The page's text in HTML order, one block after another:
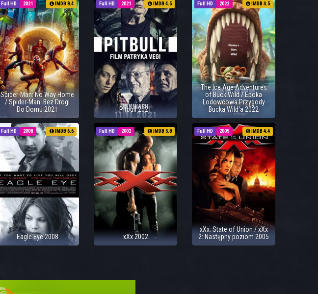
Full HD 2021 IMDB 8.4
Spider-Man: No Way Home
/ Spider-Man: Bez Drogi
Do Domu 2021
Full HD 2021 IMDB 4.5
Pitbull 2021
Full HD 2022 IMDB 4.5
The Ice Age Adventures
of Buck Wild / Epoka
Lodowcowa Przygody
Bucka Wild'a 2022
Full HD 2008 IMDB 6.6
Eagle Eye 2008
Full HD 2002 IMDB 5.8
xXx 2002
Full HD 2005 IMDB 4.4
xXx: State of Union / xXx
2: Następny poziom 2005